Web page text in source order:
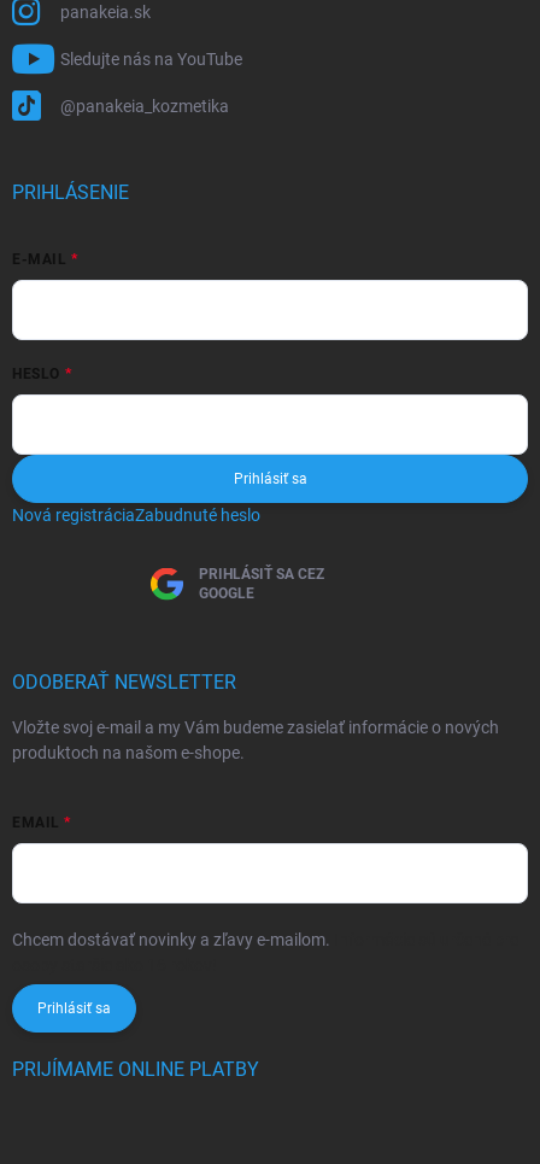
panakeia.sk
Sledujte nás na YouTube
@panakeia_kozmetika
PRIHLÁSENIE
E-MAIL
HESLO
Prihlásiť sa
Nová registráciaZabudnuté heslo
PRIHLÁSIŤ SA CEZ
GOOGLE
ODOBERAŤ NEWSLETTER
Vložte svoj e-mail a my Vám budeme zasielať informácie o nových
produktoch na našom e-shope.
EMAIL
Chcem dostávať novinky a zľavy e-mailom.
Prihlásiť sa
PRIJÍMAME ONLINE PLATBY